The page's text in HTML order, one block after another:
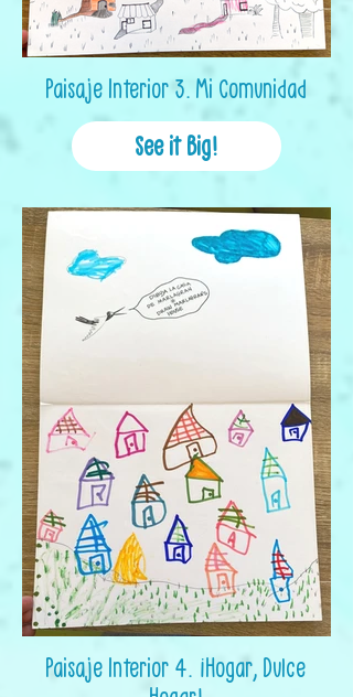
Paisaje Interior 3. Mi Comunidad
See it Big!
Paisaje Interior 4. ¡Hogar, Dulce